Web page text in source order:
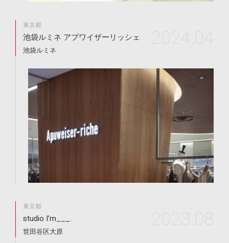
東京都
池袋ルミネ アプワイザーリッシェ
池袋ルミネ 2024.04
東京都
studio I’m___.
世田谷区大原 2023.08